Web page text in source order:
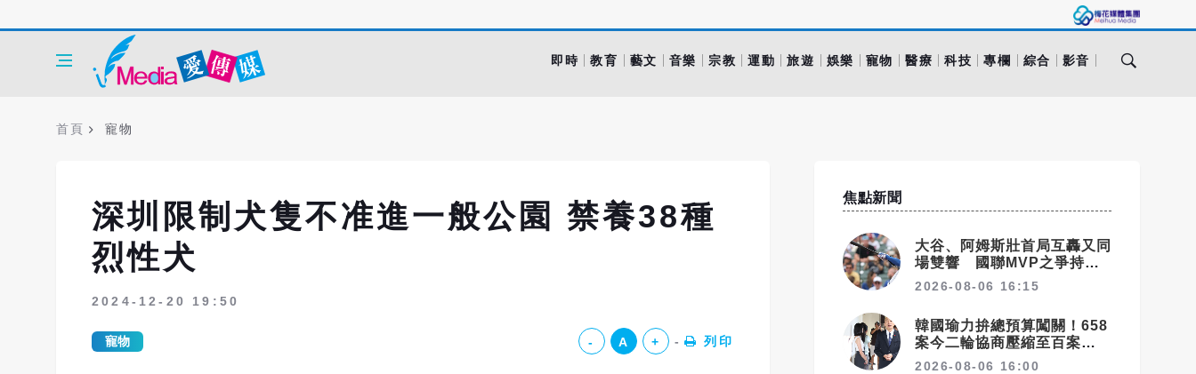
即時 教育 藝文 音樂 宗教 運動 旅遊 娛樂 寵物 醫療 科技 專欄 綜合 影音
首頁 寵物
深圳限制犬隻不准進一般公園 禁養38種
烈性犬
2024-12-20 19:50
寵物 - A + 列印
焦點新聞
大谷、阿姆斯壯首局互轟又同
場雙響 國聯MVP之爭持續
升溫
2026-08-06 16:15
韓國瑜力拚總預算闖關！658
案今二輪協商壓縮至百案
592億通刪攻防成決戰焦點
2026-08-06 16:00